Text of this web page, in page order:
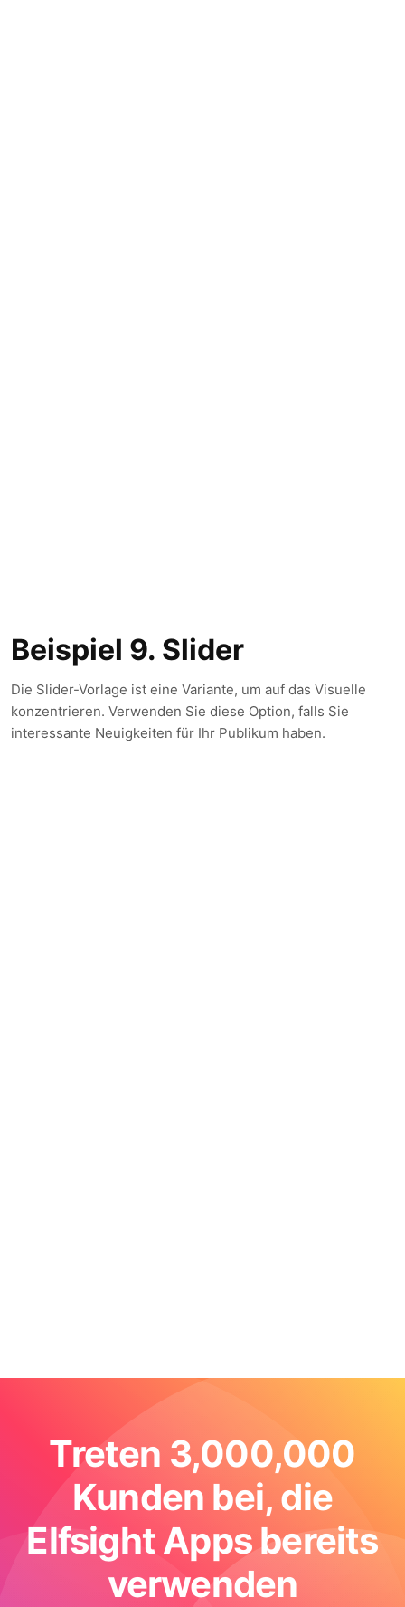
Beispiel 9. Slider
Die Slider-Vorlage ist eine Variante, um auf das Visuelle
konzentrieren. Verwenden Sie diese Option, falls Sie
interessante Neuigkeiten für Ihr Publikum haben.
Treten 3,000,000
Kunden bei, die
Elfsight Apps bereits
verwenden